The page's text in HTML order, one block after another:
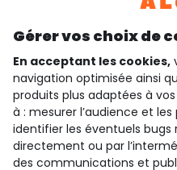
Découvrir
qui sommes-nous ?
besoin d'aide ?
Gérer vos choix de
En acceptant les cookies,
navigation optimisée ainsi
produits plus adaptées à
à : mesurer l’audience et
identifier les éventuels
directement ou par
des communications et